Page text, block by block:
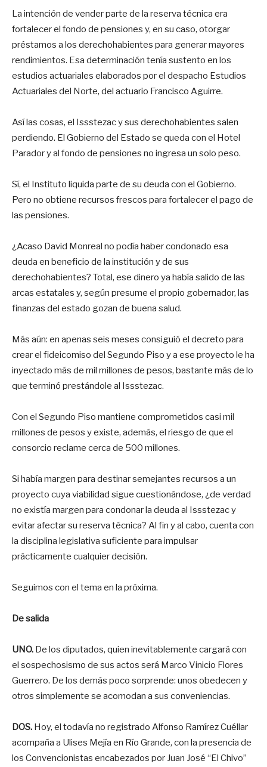
La intención de vender parte de la reserva técnica era
fortalecer el fondo de pensiones y, en su caso, otorgar
préstamos a los derechohabientes para generar mayores
rendimientos. Esa determinación tenía sustento en los
estudios actuariales elaborados por el despacho Estudios
Actuariales del Norte, del actuario Francisco Aguirre.
Así las cosas, el Issstezac y sus derechohabientes salen
perdiendo. El Gobierno del Estado se queda con el Hotel
Parador y al fondo de pensiones no ingresa un solo peso.
Sí, el Instituto liquida parte de su deuda con el Gobierno.
Pero no obtiene recursos frescos para fortalecer el pago de
las pensiones.
¿Acaso David Monreal no podía haber condonado esa
deuda en beneficio de la institución y de sus
derechohabientes? Total, ese dinero ya había salido de las
arcas estatales y, según presume el propio gobernador, las
finanzas del estado gozan de buena salud.
Más aún: en apenas seis meses consiguió el decreto para
crear el fideicomiso del Segundo Piso y a ese proyecto le ha
inyectado más de mil millones de pesos, bastante más de lo
que terminó prestándole al Issstezac.
Con el Segundo Piso mantiene comprometidos casi mil
millones de pesos y existe, además, el riesgo de que el
consorcio reclame cerca de 500 millones.
Si había margen para destinar semejantes recursos a un
proyecto cuya viabilidad sigue cuestionándose, ¿de verdad
no existía margen para condonar la deuda al Issstezac y
evitar afectar su reserva técnica? Al fin y al cabo, cuenta con
la disciplina legislativa suficiente para impulsar
prácticamente cualquier decisión.
Seguimos con el tema en la próxima.
De salida
UNO. De los diputados, quien inevitablemente cargará con
el sospechosismo de sus actos será Marco Vinicio Flores
Guerrero. De los demás poco sorprende: unos obedecen y
otros simplemente se acomodan a sus conveniencias.
DOS. Hoy, el todavía no registrado Alfonso Ramírez Cuéllar
acompaña a Ulises Mejía en Río Grande, con la presencia de
los Convencionistas encabezados por Juan José “El Chivo”